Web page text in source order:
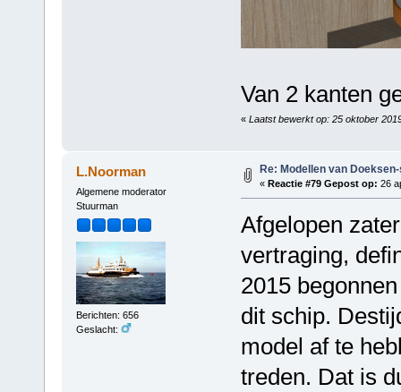
Van 2 kanten
« Laatst bewerkt op: 25 oktober
L.Noorman
Algemene moderator
Stuurman
Berichten: 656
Geslacht:
Re: Modellen van
« Reactie #79 Gepost op: 26
Afgelopen
vertraging,
2015
dit schip.
model af te
treden. Dat is